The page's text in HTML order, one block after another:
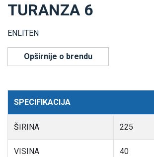
TURANZA 6
ENLITEN
Opširnije o brendu
SPECIFIKACIJA
ŠIRINA 225
VISINA 40